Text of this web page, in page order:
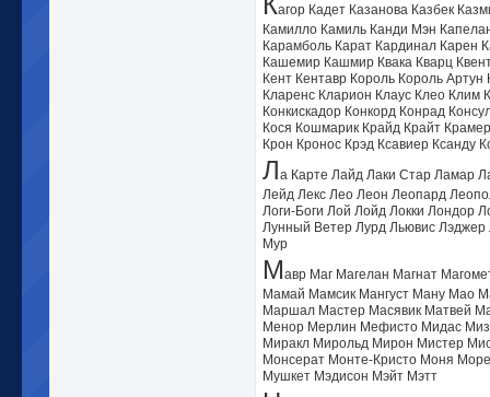
агор Кадет Казанова Казбек
Камилло Камиль Канди Мэн
Карамболь Карат Кардинал Карен
Кашемир Кашмир Квака Кварц
Кент Кентавр Король Король
Кларенс Кларион Клаус Клео Клим
Конкискадор Конкорд Конрад
Кося Кошмарик Крайд Крайт
Крон Кронос Крэд Ксавиер Ксанду
Ла Карте Лайд Лаки Стар Ламар
Лейд Лекс Лео Леон Леопард
Логи-Боги Лой Лойд Локки Лондор
Лунный Ветер Лурд Льювис
Мур
Мавр Маг Магелан Магнат
Мамай Мамсик Мангуст Ману Мао
Маршал Мастер Масявик Матвей
Менор Мерлин Мефисто Мидас
Миракл Мирольд Мирон Мистер
Монсерат Монте-Кристо Моня
Мушкет Мэдисон Мэйт Мэтт